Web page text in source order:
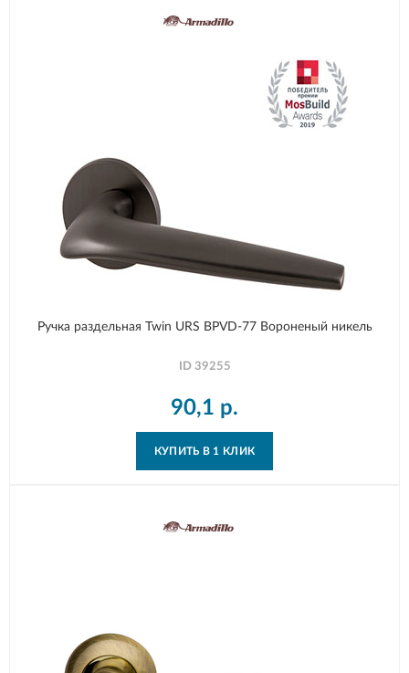
Ручка раздельная Twin URS BPVD-77 Вороненый никель
ID 39255
90,1 р.
КУПИТЬ В 1 КЛИК